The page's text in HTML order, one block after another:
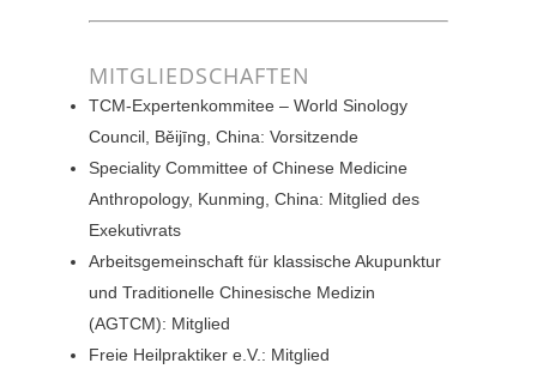
MITGLIEDSCHAFTEN
TCM-Expertenkommitee – World Sinology
Council, Běijīng, China: Vorsitzende
Speciality Committee of Chinese Medicine
Anthropology, Kunming, China: Mitglied des
Exekutivrats
Arbeitsgemeinschaft für klassische Akupunktur
und Traditionelle Chinesische Medizin
(AGTCM): Mitglied
Freie Heilpraktiker e.V.: Mitglied